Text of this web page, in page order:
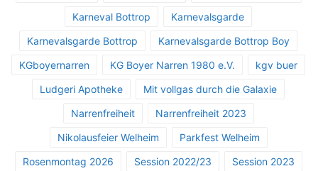
Karneval Bottrop
Karnevalsgarde
Karnevalsgarde Bottrop
Karnevalsgarde Bottrop Boy
KGboyernarren
KG Boyer Narren 1980 e.V.
kgv buer
Ludgeri Apotheke
Mit vollgas durch die Galaxie
Narrenfreiheit
Narrenfreiheit 2023
Nikolausfeier Welheim
Parkfest Welheim
Rosenmontag 2026
Session 2022/23
Session 2023